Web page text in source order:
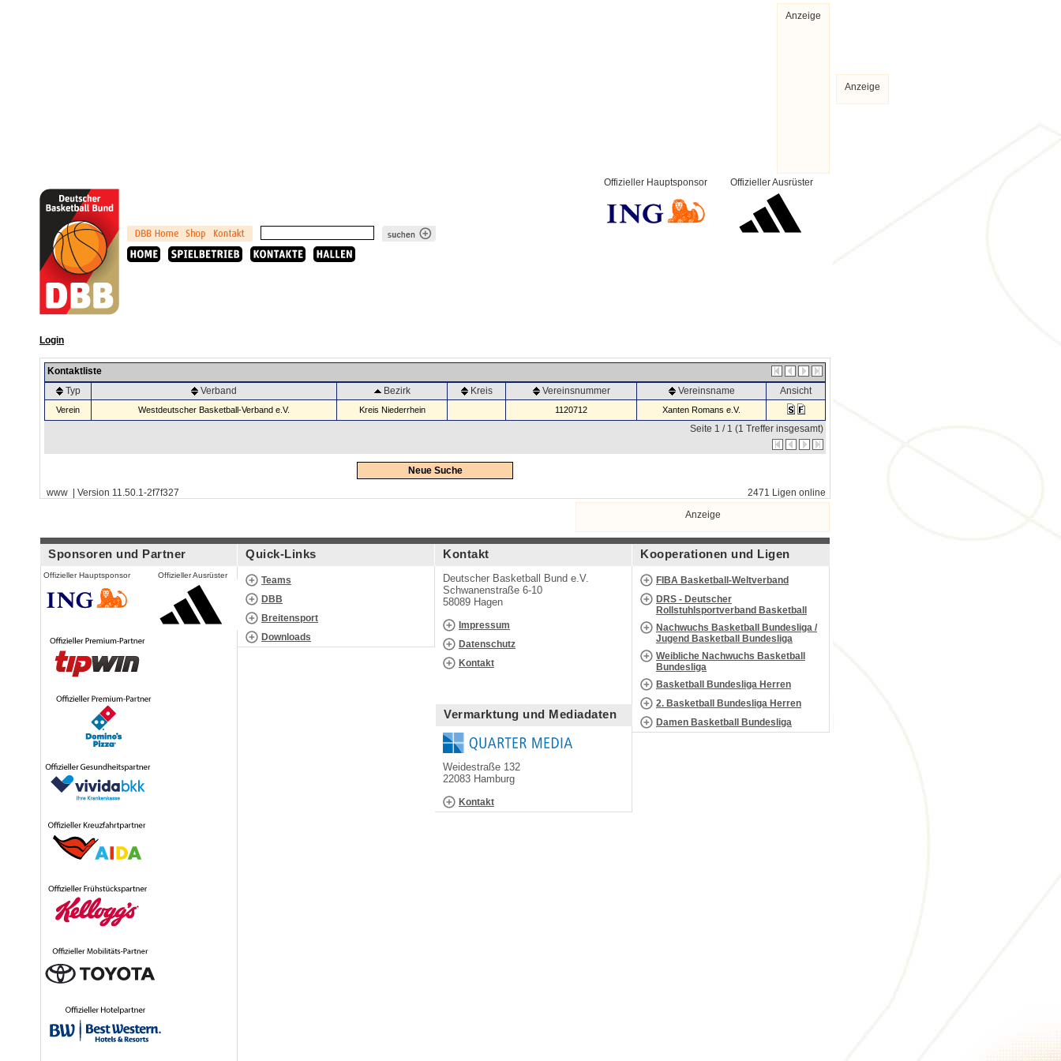
Anzeige
Offizieller Ausrüster
Offizieller Hauptsponsor
Login
Kontaktliste
Typ
Verband Bezirk Kreis Vereinsnummer Vereinsname Ansicht
Verein Westdeutscher Basketball-Verband e.V. Kreis Niederrhein 1120712 Xanten Romans e.V.
Seite 1 / 1 (1 Treffer insgesamt)
Neue Suche
www | Version 11.50.1-2f7f327
2471 Ligen online
Anzeige
Sponsoren und Partner
Offizieller Hauptsponsor Offizieller Ausrüster
Quick-Links
Teams
DBB
Breitensport
Downloads
Kontakt
Deutscher Basketball Bund e.V.
Schwanenstraße 6-10
58089 Hagen
Impressum
Datenschutz
Kontakt
Vermarktung und Mediadaten
Weidestraße 132
22083 Hamburg
Kontakt
Kooperationen und Ligen
FIBA Basketball-Weltverband
DRS - Deutscher
Rollstuhlsportverband Basketball
Nachwuchs Basketball Bundesliga /
Jugend Basketball Bundesliga
Weibliche Nachwuchs Basketball
Bundesliga
Basketball Bundesliga Herren
2. Basketball Bundesliga Herren
Damen Basketball Bundesliga
Anzeige